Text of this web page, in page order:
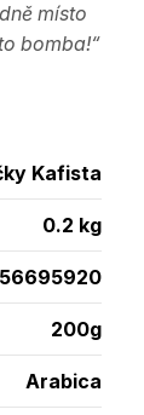
místo
bomba!“
Kafista
0.2 kg
200g
Arabica